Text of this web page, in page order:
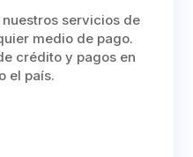
servicios de
medio de pago.
crédito y pagos en
el país.